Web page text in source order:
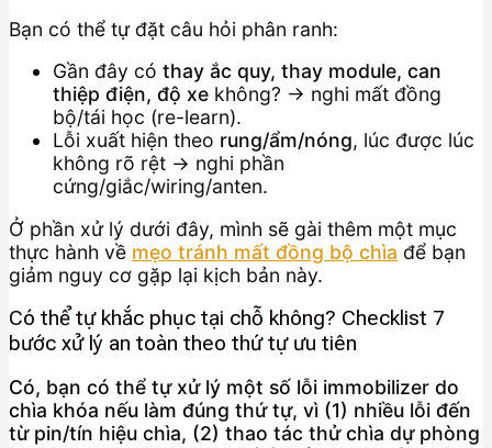
Bạn có thể tự đặt câu hỏi phân ranh:
Gần đây có thay ắc quy, thay module, can
thiệp điện, độ xe không? → nghi mất đồng
bộ/tái học (re-learn).
Lỗi xuất hiện theo rung/ẩm/nóng, lúc được lúc
không rõ rệt → nghi phần
cứng/giắc/wiring/anten.
Ở phần xử lý dưới đây, mình sẽ gài thêm một mục
thực hành về mẹo tránh mất đồng bộ chìa để bạn
giảm nguy cơ gặp lại kịch bản này.
Có thể tự khắc phục tại chỗ không? Checklist 7
bước xử lý an toàn theo thứ tự ưu tiên
Có, bạn có thể tự xử lý một số lỗi immobilizer do
chìa khóa nếu làm đúng thứ tự, vì (1) nhiều lỗi đến
từ pin/tín hiệu chìa, (2) thao tác thử chìa dự phòng